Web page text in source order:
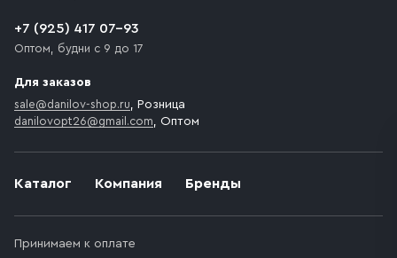
Каталог Компания Бренды
Принимаем к оплате
+7 (925) 417 07-93
Оптом, будни с 9 до 17
Для заказов
sale@danilov-shop.ru, Розница
danilovopt26@gmail.com, Оптом